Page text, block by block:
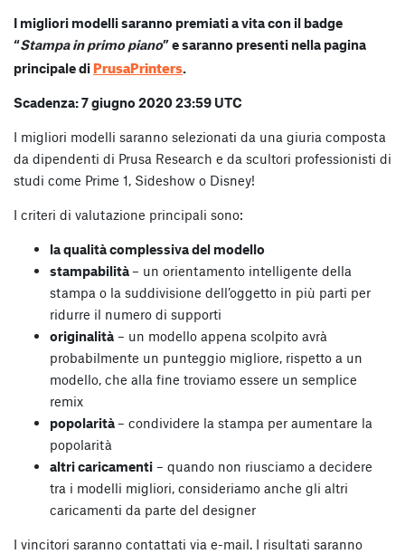
I migliori modelli saranno premiati a vita con il badge
“Stampa in primo piano” e saranno presenti nella pagina
principale diPrusaPrinters.
Scadenza: 7 giugno 2020 23:59 UTC
I migliori modelli saranno selezionati da una giuria composta
da dipendenti di Prusa Research e da scultori professionisti di
studi come Prime 1, Sideshow o Disney!
I criteri di valutazione principali sono:
la qualità complessiva del modello
stampabilità– un orientamento intelligente della
stampa o la suddivisione dell’oggetto in più parti per
ridurre il numero di supporti
originalità – un modello appena scolpito avrà
probabilmente un punteggio migliore, rispetto a un
modello, che alla fine troviamo essere un semplice
remix
popolarità– condividere la stampa per aumentare la
popolarità
altri caricamenti – quando non riusciamo a decidere
tra i modelli migliori, consideriamo anche gli altri
caricamenti da parte del designer
I vincitori saranno contattati via e-mail. I risultati saranno